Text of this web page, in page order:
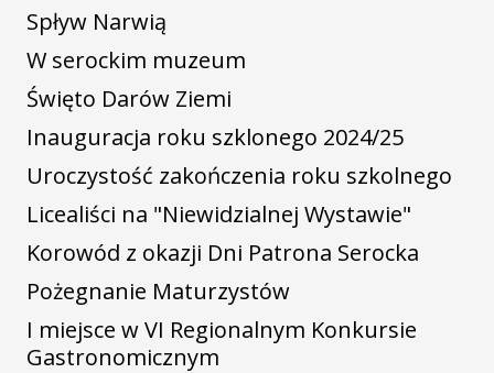
Spływ Narwią
W serockim muzeum
Święto Darów Ziemi
Inauguracja roku szklonego 2024/25
Uroczystość zakończenia roku szkolnego
Licealiści na "Niewidzialnej Wystawie"
Korowód z okazji Dni Patrona Serocka
Pożegnanie Maturzystów
I miejsce w VI Regionalnym Konkursie
Gastronomicznym